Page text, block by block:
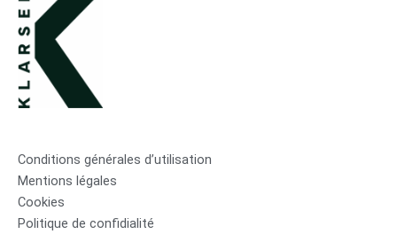
Conditions générales d’utilisation
Mentions légales
Cookies
Politique de confidialité